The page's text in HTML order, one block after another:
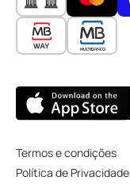
Termos e condições
Política de Privacidade